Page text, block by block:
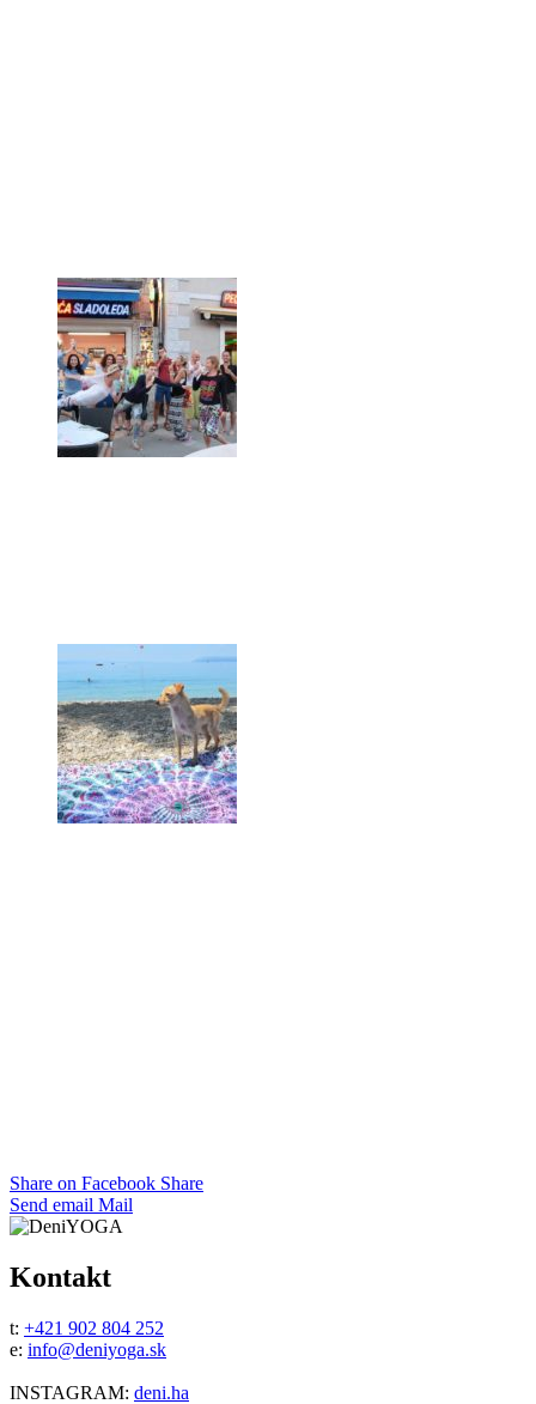
Share on Facebook Share
Send email Mail
Kontakt
t: +421 902 804 252
e: info@deniyoga.sk
INSTAGRAM: deni.ha